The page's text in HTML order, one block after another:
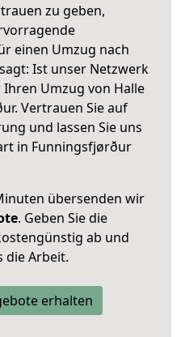
zu geben,
einen Umzug nach
Ist unser Netzwerk
Umzug von Halle
Vertrauen Sie auf
und lassen Sie uns
in Funningsfjørður
übersenden wir
. Geben Sie die
ab und
die Arbeit.
erhalten